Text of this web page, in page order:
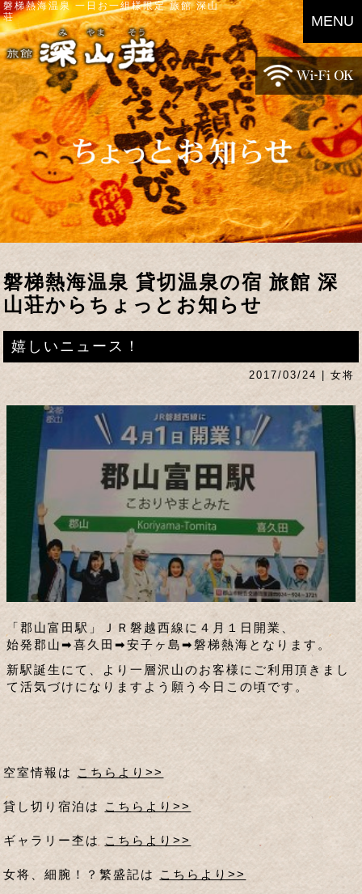
磐梯熱海温泉 一日お一組様限定 旅館 深山
荘
磐梯熱海温泉 貸切温泉の宿 旅館 深
山荘からちょっとお知らせ
嬉しいニュース！
2017/03/24 | 女将
「郡山富田駅」ＪＲ磐越西線に４月１日開業、
始発郡山➡喜久田➡安子ヶ島➡磐梯熱海となります。
新駅誕生にて、より一層沢山のお客様にご利用頂きまし
て活気づけになりますよう願う今日この頃です。
空室情報は こちらより>>
貸し切り宿泊は こちらより>>
ギャラリー杢は こちらより>>
女将、細腕！？繁盛記は こちらより>>
MENU